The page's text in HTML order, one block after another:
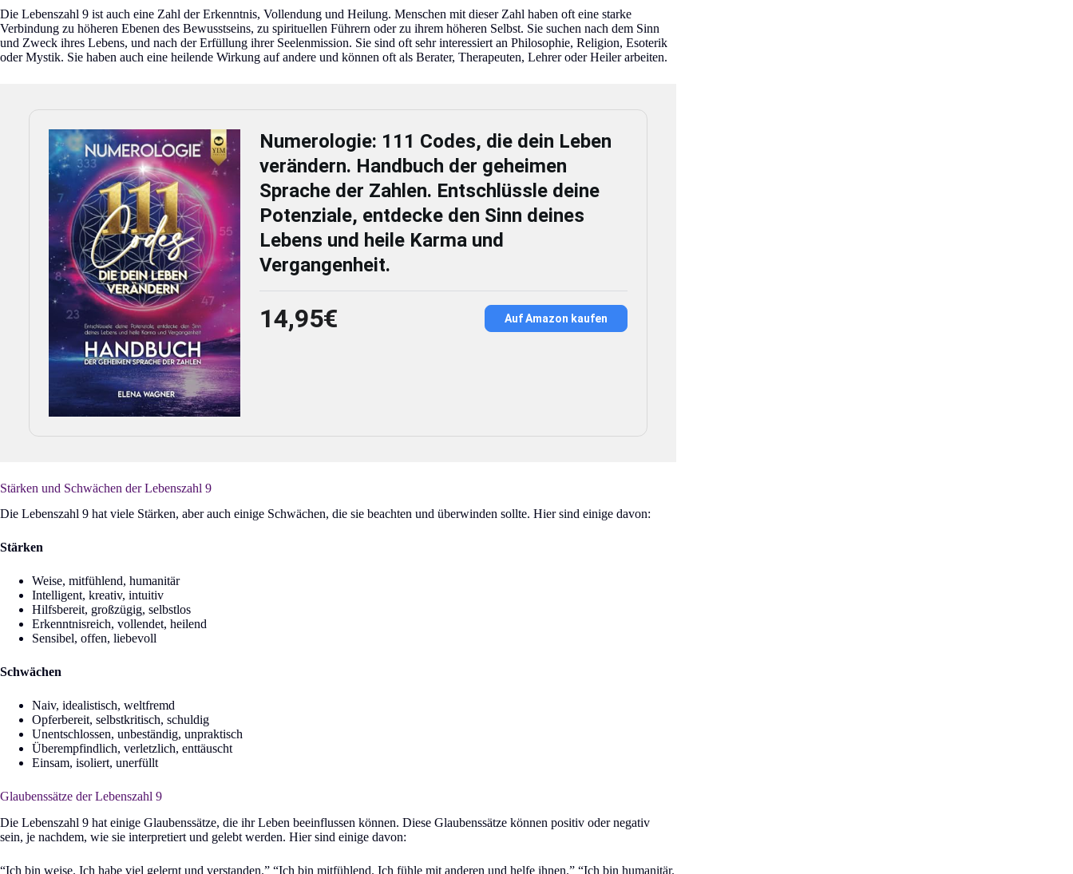
Die Lebenszahl 9 ist auch eine Zahl der Erkenntnis, Vollendung und Heilung. Menschen mit dieser Zahl haben oft eine starke
Verbindung zu höheren Ebenen des Bewusstseins, zu spirituellen Führern oder zu ihrem höheren Selbst. Sie suchen nach dem Sinn
und Zweck ihres Lebens, und nach der Erfüllung ihrer Seelenmission. Sie sind oft sehr interessiert an Philosophie, Religion, Esoterik
oder Mystik. Sie haben auch eine heilende Wirkung auf andere und können oft als Berater, Therapeuten, Lehrer oder Heiler arbeiten.
Numerologie: 111 Codes, die dein Leben
verändern. Handbuch der geheimen
Sprache der Zahlen. Entschlüssle deine
Potenziale, entdecke den Sinn deines
Lebens und heile Karma und
Vergangenheit.
14,95€ Auf Amazon kaufen
Stärken und Schwächen der Lebenszahl 9
Die Lebenszahl 9 hat viele Stärken, aber auch einige Schwächen, die sie beachten und überwinden sollte. Hier sind einige davon:
Stärken
Weise, mitfühlend, humanitär
Intelligent, kreativ, intuitiv
Hilfsbereit, großzügig, selbstlos
Erkenntnisreich, vollendet, heilend
Sensibel, offen, liebevoll
Schwächen
Naiv, idealistisch, weltfremd
Opferbereit, selbstkritisch, schuldig
Unentschlossen, unbeständig, unpraktisch
Überempfindlich, verletzlich, enttäuscht
Einsam, isoliert, unerfüllt
Glaubenssätze der Lebenszahl 9
Die Lebenszahl 9 hat einige Glaubenssätze, die ihr Leben beeinflussen können. Diese Glaubenssätze können positiv oder negativ
sein, je nachdem, wie sie interpretiert und gelebt werden. Hier sind einige davon:
“Ich bin weise. Ich habe viel gelernt und verstanden.” “Ich bin mitfühlend. Ich fühle mit anderen und helfe ihnen.” “Ich bin humanitär.